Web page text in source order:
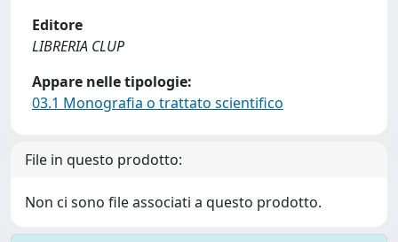
Editore
LIBRERIA CLUP
Appare nelle tipologie:
03.1 Monografia o trattato scientifico
File in questo prodotto:
Non ci sono file associati a questo prodotto.